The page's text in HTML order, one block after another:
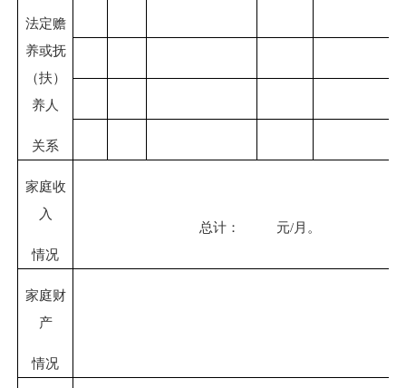
法定赡
养或抚
（扶）
养人
关系
家庭收
入
情况
总计： 元/月。
家庭财
产
情况